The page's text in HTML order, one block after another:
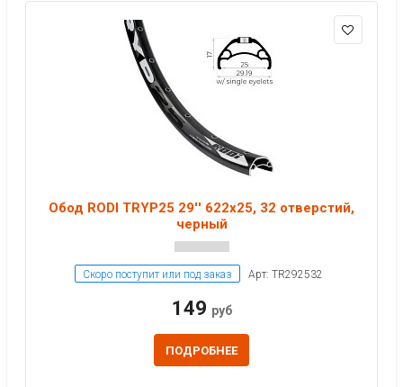
Обод RODI TRYP25 29'' 622x25, 32 отверстий,
черный
Скоро поступит или под заказ Арт: TR292532
149 руб
ПОДРОБНЕЕ